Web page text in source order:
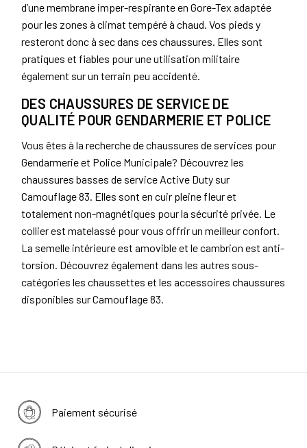
d’une membrane imper-respirante en Gore-Tex adaptée
pour les zones à climat tempéré à chaud. Vos pieds y
resteront donc à sec dans ces chaussures. Elles sont
pratiques et fiables pour une utilisation militaire
également sur un terrain peu accidenté.
DES CHAUSSURES DE SERVICE DE
QUALITÉ POUR GENDARMERIE ET POLICE
Vous êtes à la recherche de chaussures de services pour
Gendarmerie et Police Municipale? Découvrez les
chaussures basses de service Active Duty sur
Camouflage 83. Elles sont en cuir pleine fleur et
totalement non-magnétiques pour la sécurité privée. Le
collier est matelassé pour vous offrir un meilleur confort.
La semelle intérieure est amovible et le cambrion est anti-
torsion. Découvrez également dans les autres sous-
catégories les chaussettes et les accessoires chaussures
disponibles sur Camouflage 83.
Paiement sécurisé